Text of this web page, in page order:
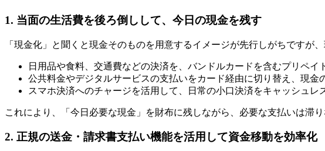
1. 当面の生活費を後ろ倒しして、今日の現金を残す
「現金化」と聞くと現金そのものを用意するイメージが先行しがちですが
日用品や食料、交通費などの決済を、バンドルカードを含むプリペイ
公共料金やデジタルサービスの支払いをカード経由に切り替え、現金
スマホ決済へのチャージを活用して、日常の小口決済をキャッシュレ
これにより、「今日必要な現金」を財布に残しながら、必要な支払いは滞
2. 正規の送金・請求書支払い機能を活用して資金移動を効率化